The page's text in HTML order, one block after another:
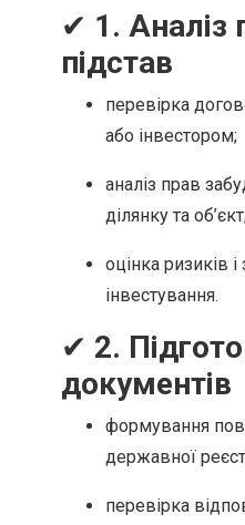
✔ 1. Аналіз
підстав
перевірка
або інвестором;
аналіз прав
ділянку та
оцінка ризиків
інвестування.
✔ 2.
документів
формування
державної
перевірка